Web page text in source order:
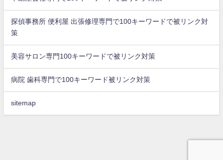
探偵事務所 便利屋 出張修理専門で100キーワードで被リンク対
策
美容サロン専門100キーワードで被リンク対策
病院 歯科専門で100キーワード被リンク対策
sitemap